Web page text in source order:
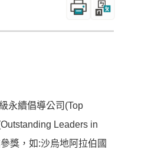
_
永續倡導公司(Top
Leaders in
獎，如:沙烏地阿拉伯國